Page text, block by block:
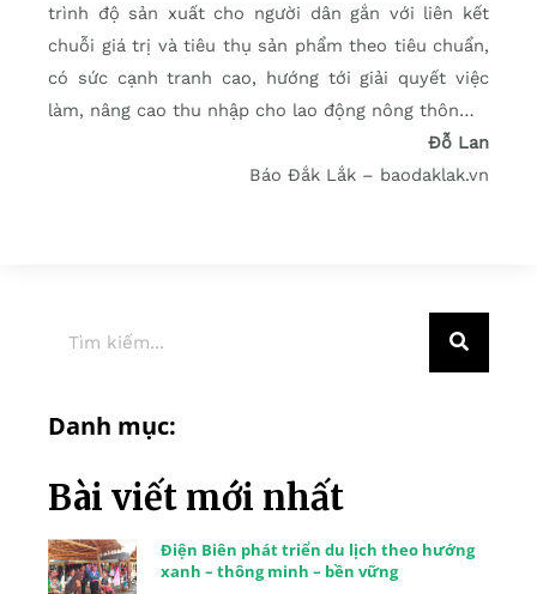
trình độ sản xuất cho người dân gắn với liên kết
chuỗi giá trị và tiêu thụ sản phẩm theo tiêu chuẩn,
có sức cạnh tranh cao, hướng tới giải quyết việc
làm, nâng cao thu nhập cho lao động nông thôn…
Đỗ Lan
Báo Đắk Lắk – baodaklak.vn
Danh mục:
Bài viết mới nhất
Điện Biên phát triển du lịch theo hướng
xanh – thông minh – bền vững